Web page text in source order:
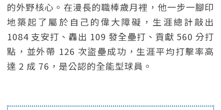
的外野核心。在漫長的職棒歲月裡，他一步一腳印
地築起了屬於自己的偉大障礙，生涯總計敲出
1084 支安打、轟出 109 發全壘打、貢獻 560 分打
點，並外帶 126 次盜壘成功，生涯平均打擊率高
達 2 成 76，是公認的全能型球員。